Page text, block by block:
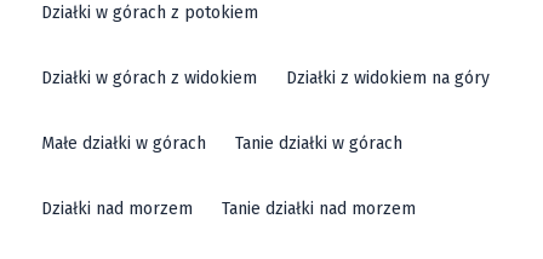
Działki w górach z potokiem
Działki w górach z widokiem Działki z widokiem na góry
Małe działki w górach Tanie działki w górach
Działki nad morzem Tanie działki nad morzem